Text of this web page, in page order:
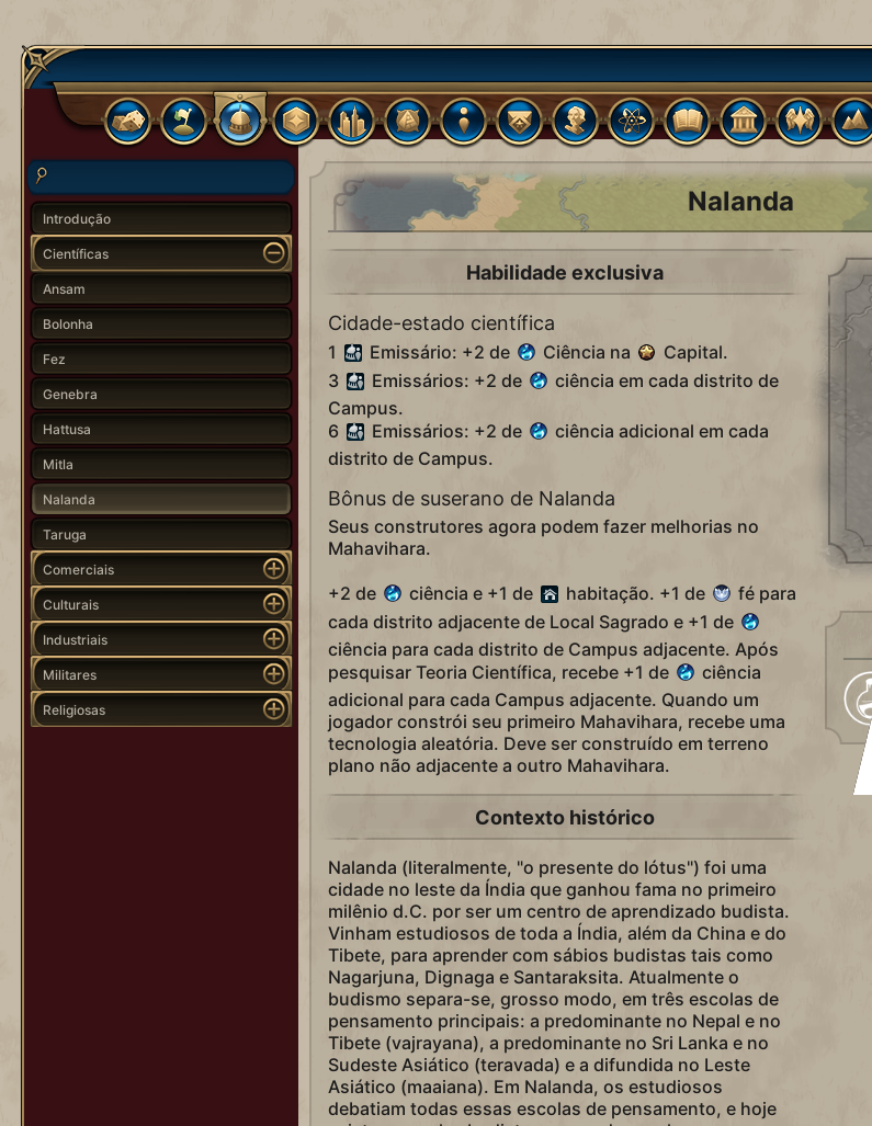
Introdução
Científicas
Ansam
Bolonha
Fez
Genebra
Hattusa
Mitla
Nalanda
Taruga
Comerciais
Culturais
Industriais
Militares
Religiosas
Nalanda
Habilidade exclusiva
Cidade-estado científica
1 Emissário: +2 de Ciência na
Capital.
3
Emissários: +2 de
ciência em cada distrito de
Campus.
6
Emissários: +2 de
ciência adicional em cada
distrito de Campus.
Bônus de suserano de Nalanda
Seus construtores agora podem fazer melhorias no
Mahavihara.
+2 de ciência e +1 de habitação. +1 de
fé para
cada distrito adjacente de Local Sagrado e +1 de
ciência para cada distrito de Campus adjacente. Após
pesquisar Teoria Científica, recebe +1 de
ciência
adicional para cada Campus adjacente. Quando um
jogador constrói seu primeiro Mahavihara, recebe uma
tecnologia aleatória. Deve ser construído em terreno
plano não adjacente a outro Mahavihara.
Contexto histórico
Nalanda (literalmente, "o presente do lótus") foi uma
cidade no leste da Índia que ganhou fama no primeiro
milênio d.C. por ser um centro de aprendizado budista.
Vinham estudiosos de toda a Índia, além da China e do
Tibete, para aprender com sábios budistas tais como
Nagarjuna, Dignaga e Santaraksita. Atualmente o
budismo separa-se, grosso modo, em três escolas de
pensamento principais: a predominante no Nepal e no
Tibete (vajrayana), a predominante no Sri Lanka e no
Sudeste Asiático (teravada) e a difundida no Leste
Asiático (maaiana). Em Nalanda, os estudiosos
debatiam todas essas escolas de pensamento, e hoje